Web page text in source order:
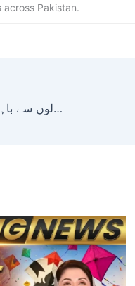
across Pakistan.
ڈھائی کروڑ بچے اسکولوں سے باہر، پنجاب میں تعداد سب سے زیادہ